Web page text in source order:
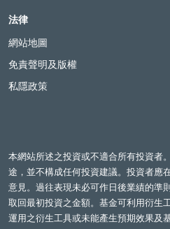
法律
網站地圖
免責聲明及版權
私隱政策
本網站所述之投資或不適合所有投資者
途，並不構成任何投資建議。投資者應
意見。過往表現未必可作日後業績的準
取回最初投資之金額。基金可利用衍生
運用之衍生工具或未能產生預期效果及